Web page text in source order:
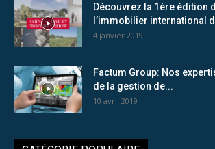
Découvrez la 1ère édition
l’immobilier international
4 janvier 2019
Factum Group: Nos
de la gestion de...
10 avril 2019